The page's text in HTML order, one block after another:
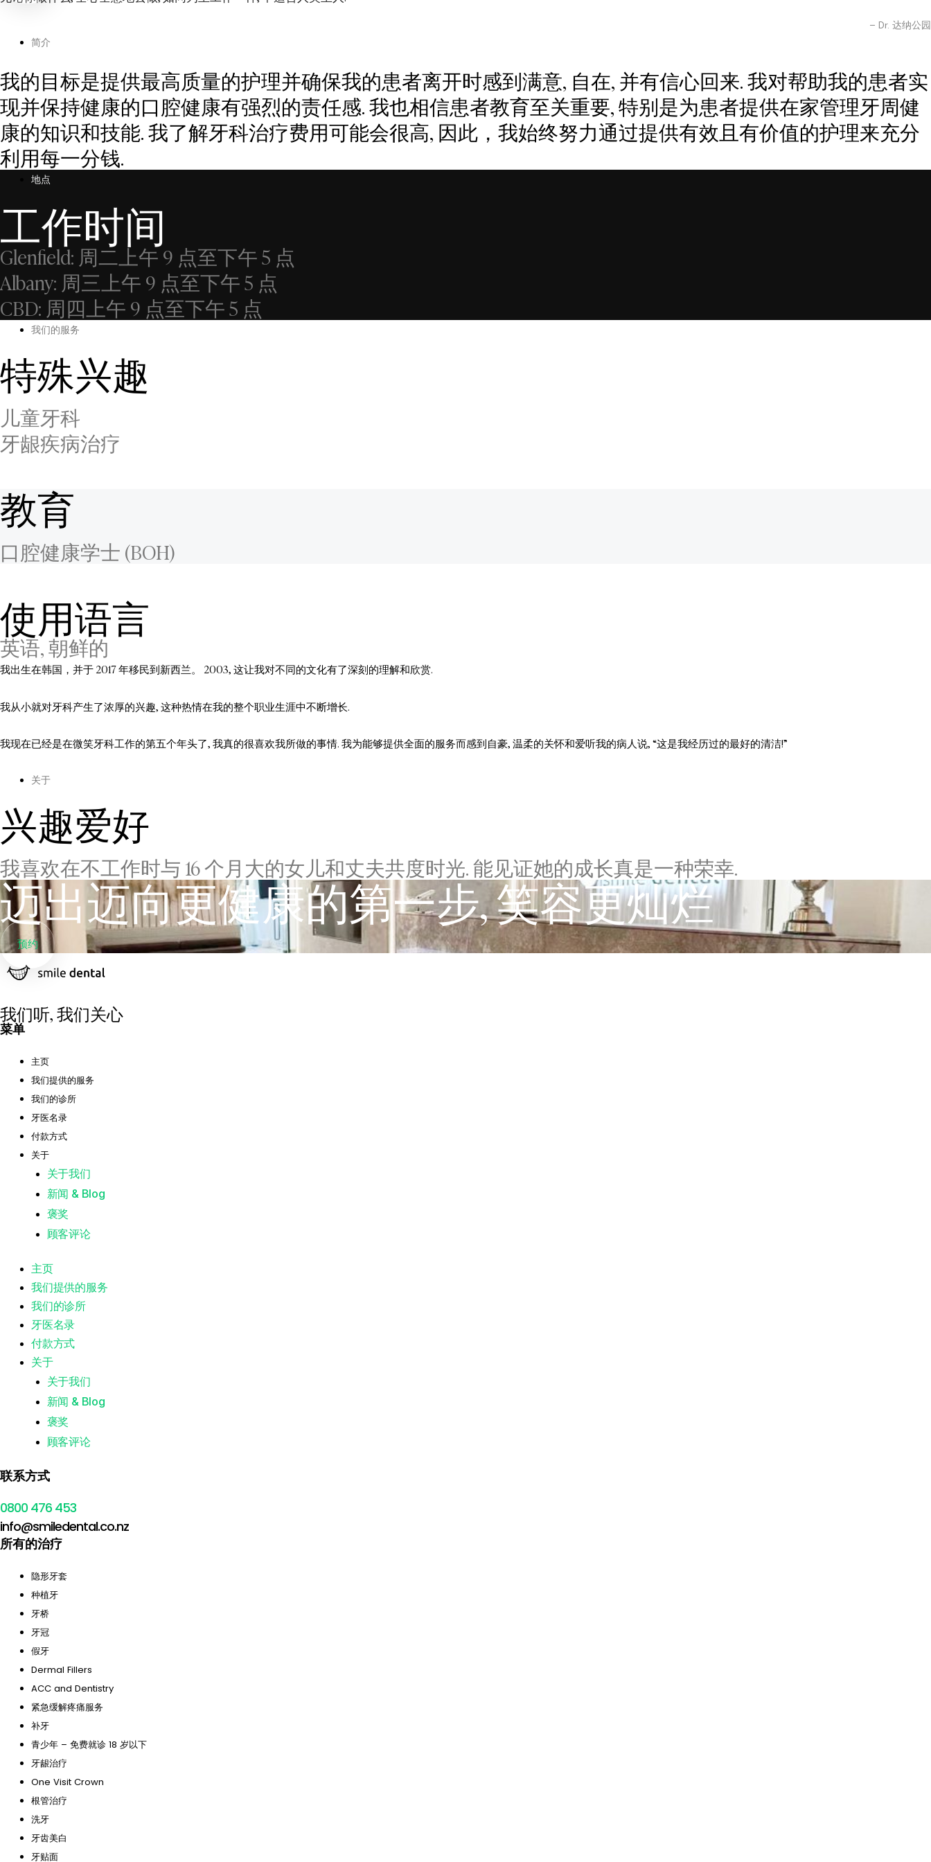
– Dr. 达纳公园
简介
我的目标是提供最高质量的护理并确保我的患者离开时感到满意, 自在, 并有信心回来. 我对帮助我的患者实
现并保持健康的口腔健康有强烈的责任感. 我也相信患者教育至关重要, 特别是为患者提供在家管理牙周健
康的知识和技能. 我了解牙科治疗费用可能会很高, 因此，我始终努力通过提供有效且有价值的护理来充分
利用每一分钱.
地点
工作时间
Glenfield: 周二上午 9 点至下午 5 点
Albany: 周三上午 9 点至下午 5 点
CBD: 周四上午 9 点至下午 5 点
我们的服务
特殊兴趣
儿童牙科
牙龈疾病治疗
教育
口腔健康学士 (BOH)
使用语言
英语, 朝鲜的
我出生在韩国，并于 2017 年移民到新西兰。 2003, 这让我对不同的文化有了深刻的理解和欣赏.
我从小就对牙科产生了浓厚的兴趣, 这种热情在我的整个职业生涯中不断增长.
我现在已经是在微笑牙科工作的第五个年头了, 我真的很喜欢我所做的事情. 我为能够提供全面的服务而感到自豪, 温柔的关怀和爱听我的病人说, “这是我经历过的最好的清洁!”
关于
兴趣爱好
我喜欢在不工作时与 16 个月大的女儿和丈夫共度时光. 能见证她的成长真是一种荣幸.
迈出迈向更健康的第一步, 笑容更灿烂
预约
我们听, 我们关心
菜单
主页
我们提供的服务
我们的诊所
牙医名录
付款方式
关于
关于我们
新闻 & Blog
褒奖
顾客评论
主页
我们提供的服务
我们的诊所
牙医名录
付款方式
关于
关于我们
新闻 & Blog
褒奖
顾客评论
联系方式
0800 476 453
info@smiledental.co.nz
所有的治疗
隐形牙套
种植牙
牙桥
牙冠
假牙
Dermal Fillers
ACC and Dentistry
紧急缓解疼痛服务
补牙
青少年 – 免费就诊 18 岁以下
牙龈治疗
One Visit Crown
根管治疗
洗牙
牙齿美白
牙贴面